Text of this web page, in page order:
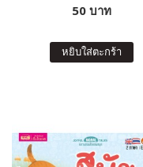
50 บาท
หยิบใส่ตะกร้า